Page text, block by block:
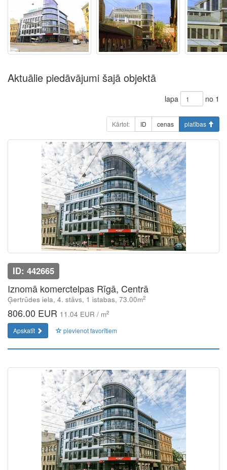
Aktuālie piedāvājumi šajā objektā
lapa no 1
Kārtot: ID cenas platības
ID: 442665
Iznomā komerctelpas Rīgā, Centrā
Ģertrūdes iela, 4. stāvs, 1 istabas, 73.00m2
806.00 EUR 11.04 EUR / m2
Apskatīt pievienot favorītiem